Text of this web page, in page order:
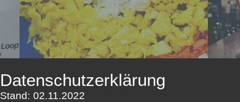
Datenschutzerklärung
Stand: 02.11.2022